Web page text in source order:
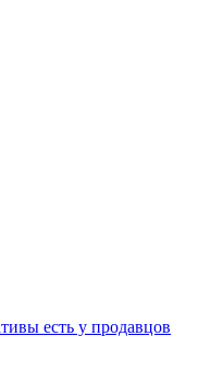
есть у продавцов